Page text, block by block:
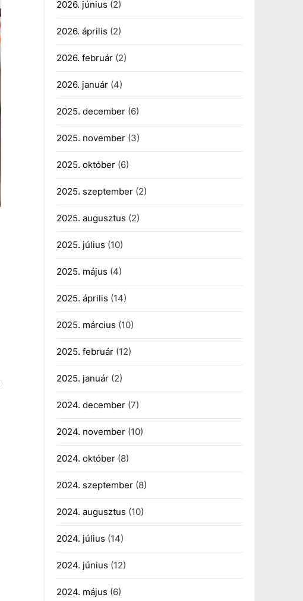
2026. június (2)
2026. április (2)
2026. február(2)
2026. január(4)
2025. december(6)
2025. november(3)
2025. október(6)
2025. szeptember(2)
2025. augusztus (2)
2025. július (10)
2025. május (4)
2025. április (14)
2025. március (10)
2025. február(12)
2025. január(2)
2024. december(7)
2024. november(10)
2024. október(8)
2024. szeptember(8)
2024. augusztus (10)
2024. július (14)
2024. június (12)
2024. május (6)